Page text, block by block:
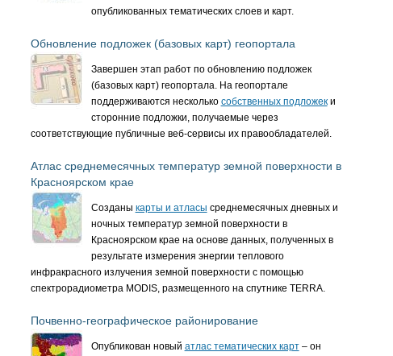
опубликованных тематических слоев и карт.
Обновление подложек (базовых карт) геопортала
Завершен этап работ по обновлению подложек
(базовых карт) геопортала. На геопортале
поддерживаются несколько собственных подложеки
сторонние подложки, получаемые через
соответствующие публичные веб-сервисы их правообладателей.
Атлас среднемесячных температур земной поверхности в
Красноярском крае
Созданы карты и атласы среднемесячных дневных и
ночных температур земной поверхности в
Красноярском крае на основе данных, полученных в
результате измерения энергии теплового
инфракрасного излучения земной поверхности с помощью
спектрорадиометра MODIS, размещенного на спутнике TERRA.
Почвенно-географическое районирование
Опубликован новый атлас тематических карт– он